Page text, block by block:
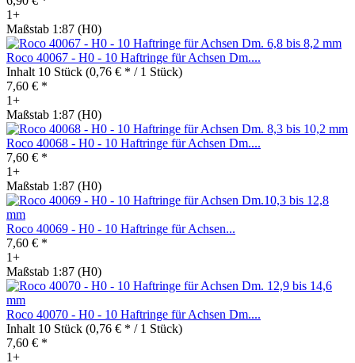
1+
Maßstab 1:87 (H0)
Roco 40067 - H0 - 10 Haftringe für Achsen Dm....
Inhalt 10 Stück (0,76 € * / 1 Stück)
7,60 € *
1+
Maßstab 1:87 (H0)
Roco 40068 - H0 - 10 Haftringe für Achsen Dm....
7,60 € *
1+
Maßstab 1:87 (H0)
Roco 40069 - H0 - 10 Haftringe für Achsen...
7,60 € *
1+
Maßstab 1:87 (H0)
Roco 40070 - H0 - 10 Haftringe für Achsen Dm....
Inhalt 10 Stück (0,76 € * / 1 Stück)
7,60 € *
1+